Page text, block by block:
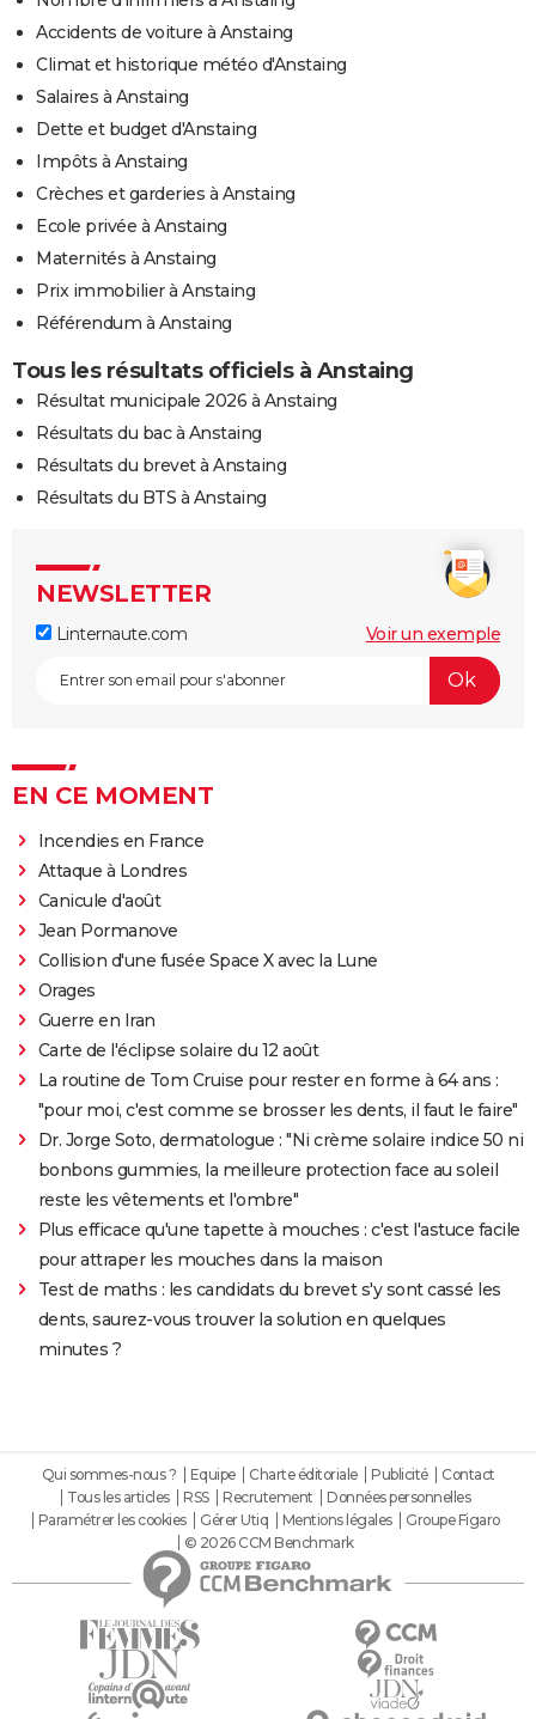
Accidents de voiture à Anstaing
Climat et historique météo d'Anstaing
Salaires à Anstaing
Dette et budget d'Anstaing
Impôts à Anstaing
Crèches et garderies à Anstaing
Ecole privée à Anstaing
Maternités à Anstaing
Prix immobilier à Anstaing
Référendum à Anstaing
Tous les résultats officiels à Anstaing
Résultat municipale 2026 à Anstaing
Résultats du bac à Anstaing
Résultats du brevet à Anstaing
Résultats du BTS à Anstaing
NEWSLETTER
Linternaute.com Voir un exemple
EN CE MOMENT
Incendies en France
Attaque à Londres
Canicule d'août
Jean Pormanove
Collision d'une fusée Space X avec la Lune
Orages
Guerre en Iran
Carte de l'éclipse solaire du 12 août
La routine de Tom Cruise pour rester en forme à 64 ans :
"pour moi, c'est comme se brosser les dents, il faut le faire"
Dr. Jorge Soto, dermatologue : "Ni crème solaire indice 50 ni
bonbons gummies, la meilleure protection face au soleil
reste les vêtements et l'ombre"
Plus efficace qu'une tapette à mouches : c'est l'astuce facile
pour attraper les mouches dans la maison
Test de maths : les candidats du brevet s'y sont cassé les
dents, saurez-vous trouver la solution en quelques
minutes ?
Qui sommes-nous ? Equipe Charte éditoriale Publicité
Contact
Tous les articles
RSS Recrutement
Données personnelles
Paramétrer les cookies
Gérer Utiq Mentions légales
Groupe Figaro
© 2026 CCM Benchmark